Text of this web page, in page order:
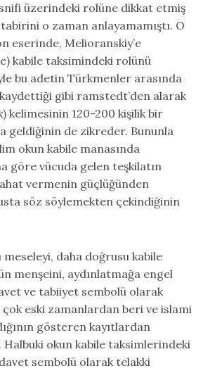
üzerindeki rolüne dikkat etmiş
o zaman anlayamamıştı. O
eserinde, Melioranskiy’e
kabile taksimindeki rolünü
bu adetin Türkmenler arasında
gibi ramstedt’den alarak
kelimesinin 120-200 kişilik bir
geldiğinin de zikreder. Bununla
okun kabile manasında
göre vücuda gelen teşkilatın
vermenin güçlüğünden
söz söylemekten çekindiğinin
meseleyi, daha doğrusu kabile
menşeini, aydınlatmağa engel
ve tabiiyet sembolü olarak
eski zamanlardan beri ve islami
gösteren kayıtlardan
Halbuki okun kabile taksimlerindeki
sembolü olarak telakki